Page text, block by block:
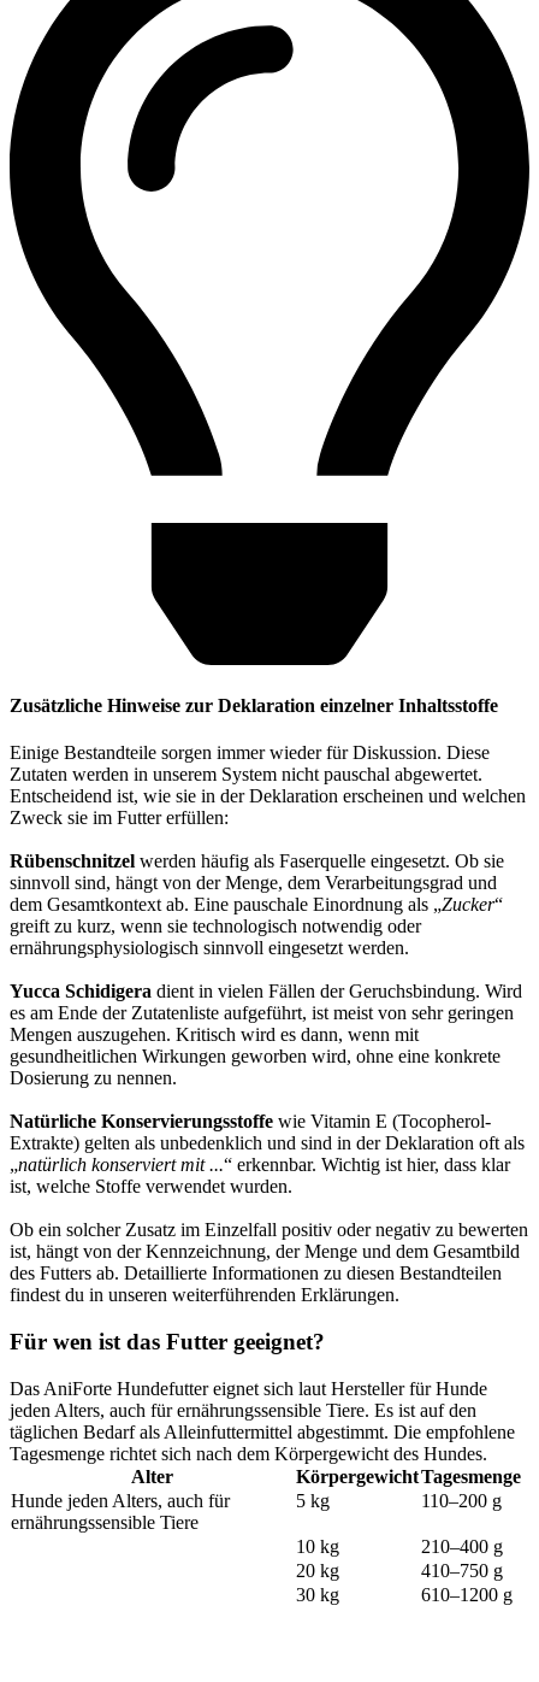
Zusätzliche Hinweise zur Deklaration einzelner Inhaltsstoffe
Einige Bestandteile sorgen immer wieder für Diskussion. Diese
Zutaten werden in unserem System nicht pauschal abgewertet.
Entscheidend ist, wie sie in der Deklaration erscheinen und welchen
Zweck sie im Futter erfüllen:
Rübenschnitzel werden häufig als Faserquelle eingesetzt. Ob sie
sinnvoll sind, hängt von der Menge, dem Verarbeitungsgrad und
dem Gesamtkontext ab. Eine pauschale Einordnung als „Zucker“
greift zu kurz, wenn sie technologisch notwendig oder
ernährungsphysiologisch sinnvoll eingesetzt werden.
Yucca Schidigera dient in vielen Fällen der Geruchsbindung. Wird
es am Ende der Zutatenliste aufgeführt, ist meist von sehr geringen
Mengen auszugehen. Kritisch wird es dann, wenn mit
gesundheitlichen Wirkungen geworben wird, ohne eine konkrete
Dosierung zu nennen.
Natürliche Konservierungsstoffe wie Vitamin E (Tocopherol-
Extrakte) gelten als unbedenklich und sind in der Deklaration oft als
„natürlich konserviert mit ...“ erkennbar. Wichtig ist hier, dass klar
ist, welche Stoffe verwendet wurden.
Ob ein solcher Zusatz im Einzelfall positiv oder negativ zu bewerten
ist, hängt von der Kennzeichnung, der Menge und dem Gesamtbild
des Futters ab. Detaillierte Informationen zu diesen Bestandteilen
findest du in unseren weiterführenden Erklärungen.
Für wen ist das Futter geeignet?
Das AniForte Hundefutter eignet sich laut Hersteller für Hunde
jeden Alters, auch für ernährungssensible Tiere. Es ist auf den
täglichen Bedarf als Alleinfuttermittel abgestimmt. Die empfohlene
Tagesmenge richtet sich nach dem Körpergewicht des Hundes.
Alter
KörpergewichtTagesmenge
Hunde jeden Alters, auch für
ernährungssensible Tiere
5 kg 110–200 g
10 kg
210–400 g
20 kg
410–750 g
30 kg
610–1200 g